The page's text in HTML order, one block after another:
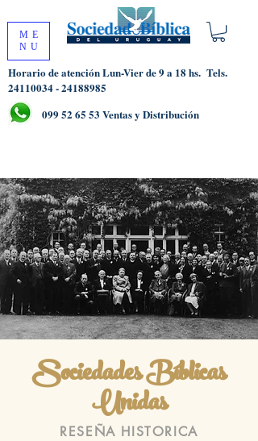
ME
NU
Horario de atención Lun-Vier de 9 a 18 hs. Tels.
24110034 - 24188985
099 52 65 53 Ventas y Distribución
Sociedades Bíblicas
Unidas
RESEÑA HISTORICA